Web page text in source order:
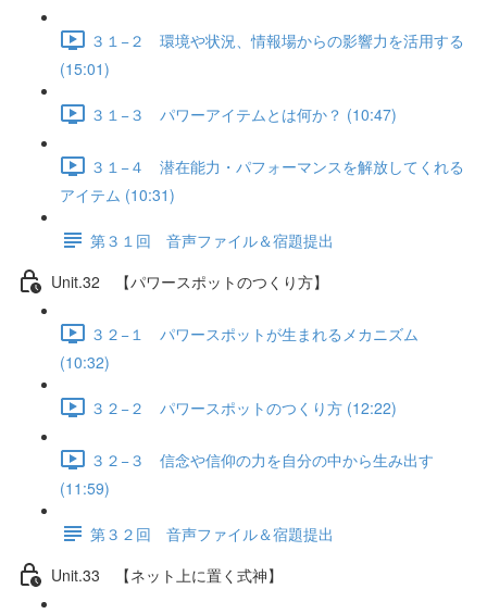
３１−２ 環境や状況、情報場からの影響力を活用する
(15:01)
３１−３ パワーアイテムとは何か？ (10:47)
３１−４ 潜在能力・パフォーマンスを解放してくれる
アイテム (10:31)
第３１回 音声ファイル＆宿題提出
Unit.32 【パワースポットのつくり方】
３２−１ パワースポットが生まれるメカニズム
(10:32)
３２−２ パワースポットのつくり方 (12:22)
３２−３ 信念や信仰の力を自分の中から生み出す
(11:59)
第３２回 音声ファイル＆宿題提出
Unit.33 【ネット上に置く式神】